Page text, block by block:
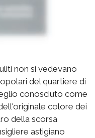
non si vedevano
del quartiere di
conosciuto come
colore dei
della scorsa
astigiano